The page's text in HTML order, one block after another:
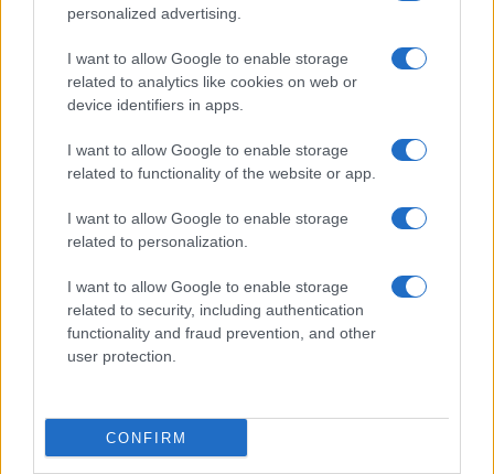
personalized advertising.
I want to allow Google to enable storage
related to analytics like cookies on web or
device identifiers in apps.
I want to allow Google to enable storage
related to functionality of the website or app.
I want to allow Google to enable storage
related to personalization.
I want to allow Google to enable storage
related to security, including authentication
functionality and fraud prevention, and other
user protection.
CONFIRM